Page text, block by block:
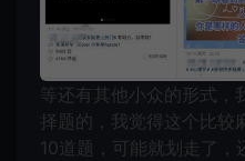
等还有其他小众的形式，
择题的，我觉得这个比较
10道题，可能就划走了，